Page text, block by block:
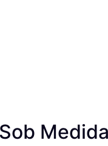
Medida